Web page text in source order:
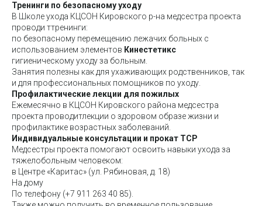
Тренинги по безопасному уходу
В Школе ухода КЦСОН Кировского р-на медсестра проекта
проводи ттренинги:
по безопасному перемещению лежачих больных с
использованием элементов Кинестетикс
гигиеническому уходу за больным.
Занятия полезны как для ухаживающих родственников, так
и для профессиональных помощников по уходу.
Профилактические лекции для пожилых
Ежемесячно в КЦСОН Кировского района медсестра
проекта проводитлекции о здоровом образе жизни и
профилактике возрастных заболеваний.
Индивидуальные консультации и прокат ТСР
Медсестры проекта помогают освоить навыки ухода за
тяжелобольным человеком:
в Центре «Каритас» (ул. Рябиновая, д. 18)
На дому
По телефону (+7 911 263 40 85).